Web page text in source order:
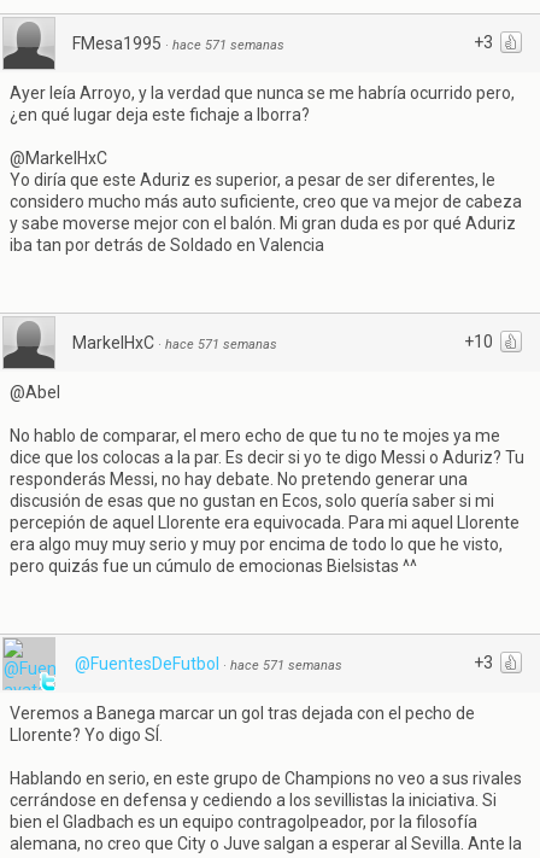
+3
FMesa1995 · hace 571 semanas
Ayer leía Arroyo, y la verdad que nunca se me habría ocurrido pero,
¿en qué lugar deja este fichaje a Iborra?
@MarkelHxC
Yo diría que este Aduriz es superior, a pesar de ser diferentes, le
considero mucho más auto suficiente, creo que va mejor de cabeza
y sabe moverse mejor con el balón. Mi gran duda es por qué Aduriz
iba tan por detrás de Soldado en Valencia
+10
MarkelHxC · hace 571 semanas
@Abel
No hablo de comparar, el mero echo de que tu no te mojes ya me
dice que los colocas a la par. Es decir si yo te digo Messi o Aduriz? Tu
responderás Messi, no hay debate. No pretendo generar una
discusión de esas que no gustan en Ecos, solo quería saber si mi
percepión de aquel Llorente era equivocada. Para mi aquel Llorente
era algo muy muy serio y muy por encima de todo lo que he visto,
pero quizás fue un cúmulo de emocionas Bielsistas ^^
+3
@FuentesDeFutbol · hace 571 semanas
Veremos a Banega marcar un gol tras dejada con el pecho de
Llorente? Yo digo SÍ.
Hablando en serio, en este grupo de Champions no veo a sus rivales
cerrándose en defensa y cediendo a los sevillistas la iniciativa. Si
bien el Gladbach es un equipo contragolpeador, por la filosofía
alemana, no creo que City o Juve salgan a esperar al Sevilla. Ante la